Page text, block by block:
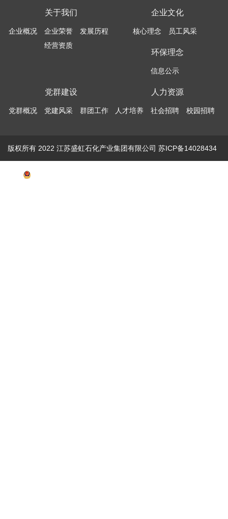
关于我们
企业概况 企业荣誉
发展历程
经营资质
企业文化
核心理念 员工风采
环保理念
信息公示
党群建设
党群概况 党建风采 群团工作
人力资源
人才培养 社会招聘 校园招聘
版权所有 2022 江苏盛虹石化产业集团有限公司 苏ICP备14028434